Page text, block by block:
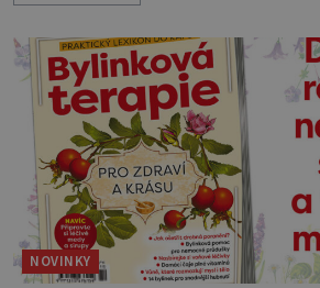
Tentokrát na téma dávných
národů, tajuplných staveb a
objevů, které vědcům nedávají
všechno po sobě naši
věděli snad víc, n
NOVINKY